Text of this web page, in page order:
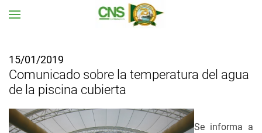
15/01/2019
Comunicado sobre la temperatura del agua
de la piscina cubierta
Se informa a